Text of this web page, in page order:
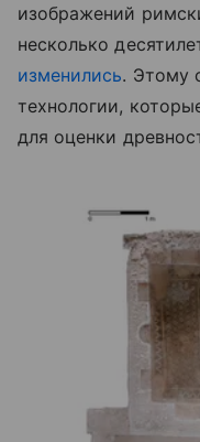
изображений
несколько
изменились. Этому
технологии,
для оценки